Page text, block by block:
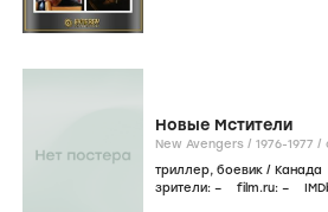
Новые Мстители
New Avengers / 1976-1977 /
триллер, боевик / Канада
зрители: – film.ru: –